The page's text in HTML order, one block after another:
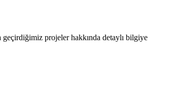
projeler hakkında detaylı bilgiye